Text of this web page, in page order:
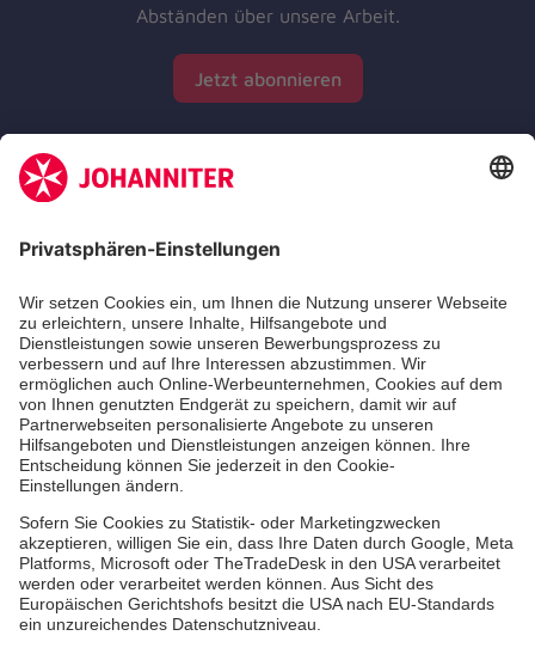
Abständen über unsere Arbeit.
Jetzt abonnieren
Zertifizierung der Johanniter-Unfall-Hilfe e.V.
Die Johanniter GmbH führt das Spendenzertifikat
des Deutschen Spendenrats e.V.
Dienste & Leistungen
Mitarbeiten & Lernen